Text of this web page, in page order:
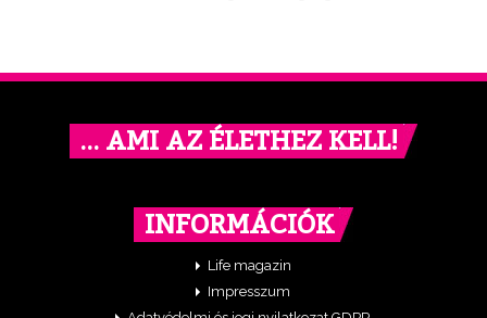
… AMI AZ ÉLETHEZ KELL!
INFORMÁCIÓK
Life magazin
Impresszum